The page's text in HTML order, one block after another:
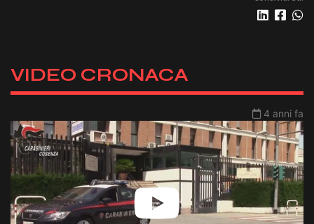
VIDEO CRONACA
4 anni fa